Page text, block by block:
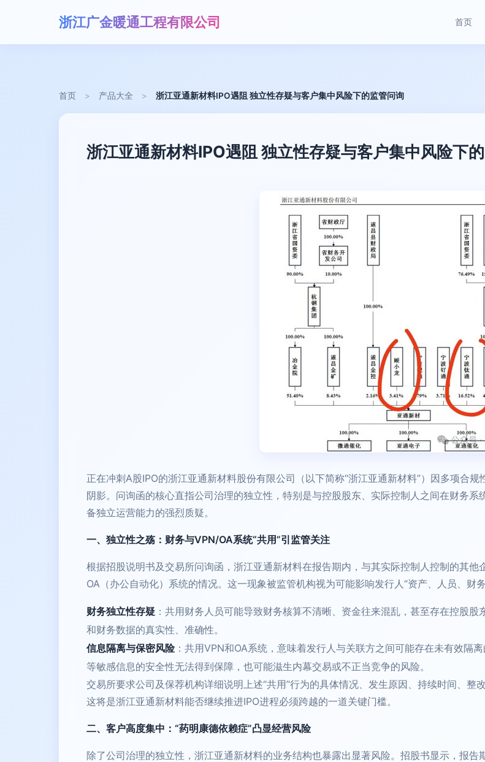
浙江广金暖通工程有限公司 首页
首页 > 产品大全 > 浙江亚通新材料IPO遇阻 独立性存疑与客户集中风险下的监管问询
浙江亚通新材料IPO遇阻 独立性存疑与客户集中风险下
正在冲刺A股IPO的浙江亚通新材料股份有限公司（以下简称“浙江亚通新材料”）因多项合
阴影。问询函的核心直指公司治理的独立性，特别是与控股股东、实际控制人之间在财务
备独立运营能力的强烈质疑。
一、独立性之殇：财务与VPN/OA系统“共用”引监管关注
根据招股说明书及交易所问询函，浙江亚通新材料在报告期内，与其实际控制人控制的其
OA（办公自动化）系统的情况。这一现象被监管机构视为可能影响发行人“资产、人员、财
财务独立性存疑 ：共用财务人员可能导致财务核算不清晰、资金往来混乱，甚至存在控股
和财务数据的真实性、准确性。
信息隔离与保密风险：共用VPN和OA系统，意味着发行人与关联方之间可能存在未有效隔
等敏感信息的安全性无法得到保障，也可能滋生内幕交易或不正当竞争的风险。
交易所要求公司及保荐机构详细说明上述“共用”行为的具体情况、发生原因、持续时间、整
这将是浙江亚通新材料能否继续推进IPO进程必须跨越的一道关键门槛。
二、客户高度集中：“药明康德依赖症”凸显经营风险
除了公司治理的独立性，浙江亚通新材料的业务结构也暴露出显著风险。招股书显示，报告